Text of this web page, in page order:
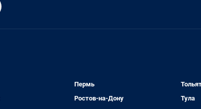
Пермь
Ростов-на-Дону
Тула